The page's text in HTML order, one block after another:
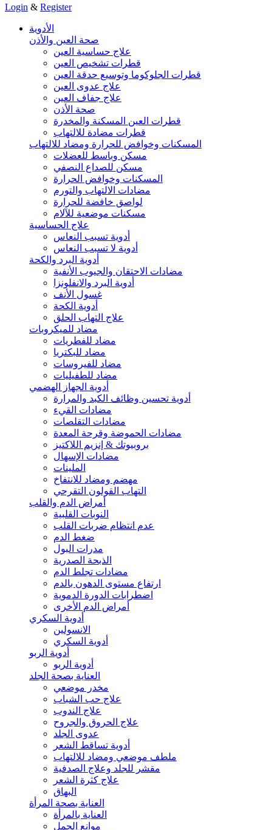
Login & Register
الأدوية
صحة العين والأذن
علاج حساسية العين
قطرات تشخيص العين
قطرات الجلوكوما وتوسيع حدقة العين
علاج عدوى العين
علاج جفاف العين
صحة الأذن
قطرات العين المسكنة والمخدرة
قطرات مضادة للالتهاب
المسكنات وخوافض للحرارة ومضاد للالتهاب
مسكن وباسط للعضلات
مسكن للصداع النصفي
المسكنات وخوافض الحرارة
مضادات الالتهاب والتورم
لواصق خافضة للحرارة
مسكنات موضعية للآلام
علاج الحساسية
أدوية تسبب النعاس
أدوية لا تسبب النعاس
أدوية البرد والكحة
مضادات الاحتقان والجيوب الأنفية
أدوية البرد والانفلونزا
غسول الأنف
أدوية الكحة
علاج التهاب الحلق
مضاد للميكروبات
مضاد للفطريات
مضاد للبكتريا
مضاد للفيروسات
مضاد للطفيليات
أدوية الجهاز الهضمي
أدوية تحسين وظائف الكبد والمرارة
مضادات القيء
مضادات التقلصات
مضادات الحموضة وقرحة المعدة
بروبيوتك & إنزيم اللاكتيز
مضادات الإسهال
الملينات
مهضم ومضاد للانتفاخ
التهاب القولون التقرحي
أمراض الدم والقلب
النوبات القلبية
عدم انتظام ضربات القلب
ضغط الدم
مدرات البول
الذبحة الصدرية
مضادات تجلط الدم
ارتفاع مستوى الدهون بالدم
اضطرابات الدورة الدموية
أمراض الدم الأخرى
أدوية السكري
الانسولين
أدوية السكري
أدوية الربو
أدوية الربو
العناية بصحة الجلد
مخدر موضعي
علاج حب الشباب
علاج الندوب
علاج الحروق والجروح
عدوى الجلد
أدوية تساقط الشعر
ملطف موضعي ومضاد للالتهاب
مقشر للجلد وعلاج الصدفية
علاج كثرة الشعر
البهاق
العناية بصحة المرأة
العناية بالمرأة
موانع الحمل